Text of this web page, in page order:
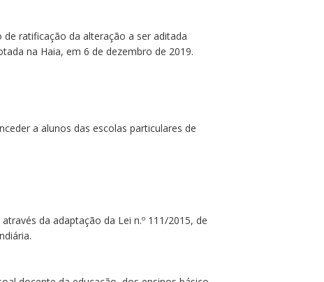
ratificação da alteração a ser aditada
na Haia, em 6 de dezembro de 2019.
a alunos das escolas particulares de
da adaptação da Lei n.º 111/2015, de